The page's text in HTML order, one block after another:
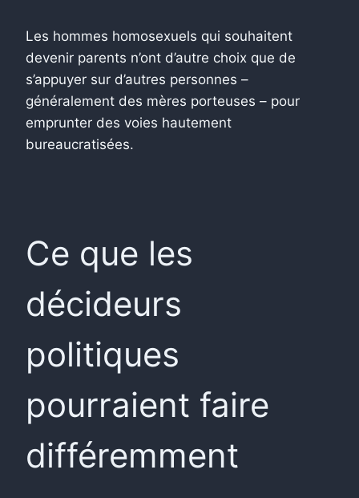
Les hommes homosexuels qui souhaitent
devenir parents n’ont d’autre choix que de
s’appuyer sur d’autres personnes –
généralement des mères porteuses – pour
emprunter des voies hautement
bureaucratisées.
Ce que les
décideurs
politiques
pourraient faire
différemment